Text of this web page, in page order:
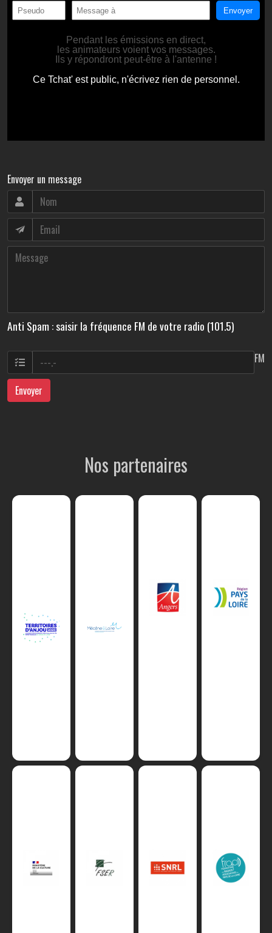
Envoyer un message
Anti Spam : saisir la fréquence FM de votre radio (101.5)
FM
Envoyer
Nos partenaires